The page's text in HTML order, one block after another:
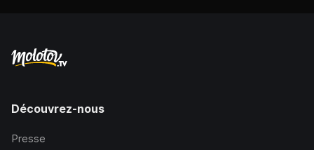
Découvrez-nous
Presse